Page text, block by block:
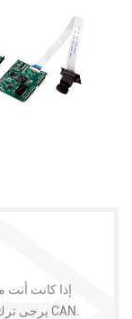
إذا كانت أنت
يرجى ترك رسالة هنا، وسوف نقوم بالرد عليك حالما نحن CAN.